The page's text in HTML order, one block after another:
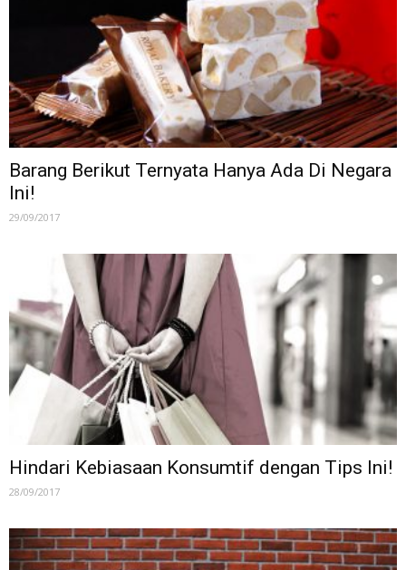
Barang Berikut Ternyata Hanya Ada Di Negara
Ini!
29/09/2017
Hindari Kebiasaan Konsumtif dengan Tips Ini!
28/09/2017